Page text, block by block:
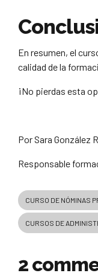
En resumen, el
calidad de la
¡No pierdas esta
Por Sara González
Responsable
CURSO DE NÓMINAS
CURSOS DE
2